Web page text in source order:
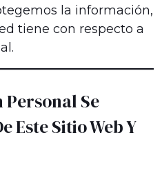
la información,
tiene con respecto a
Se
Este Sitio Web Y